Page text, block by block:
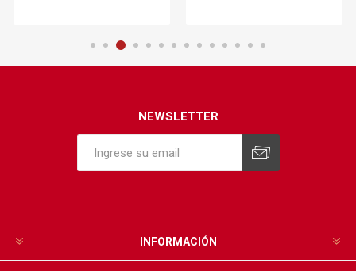
NEWSLETTER
INFORMACIÓN